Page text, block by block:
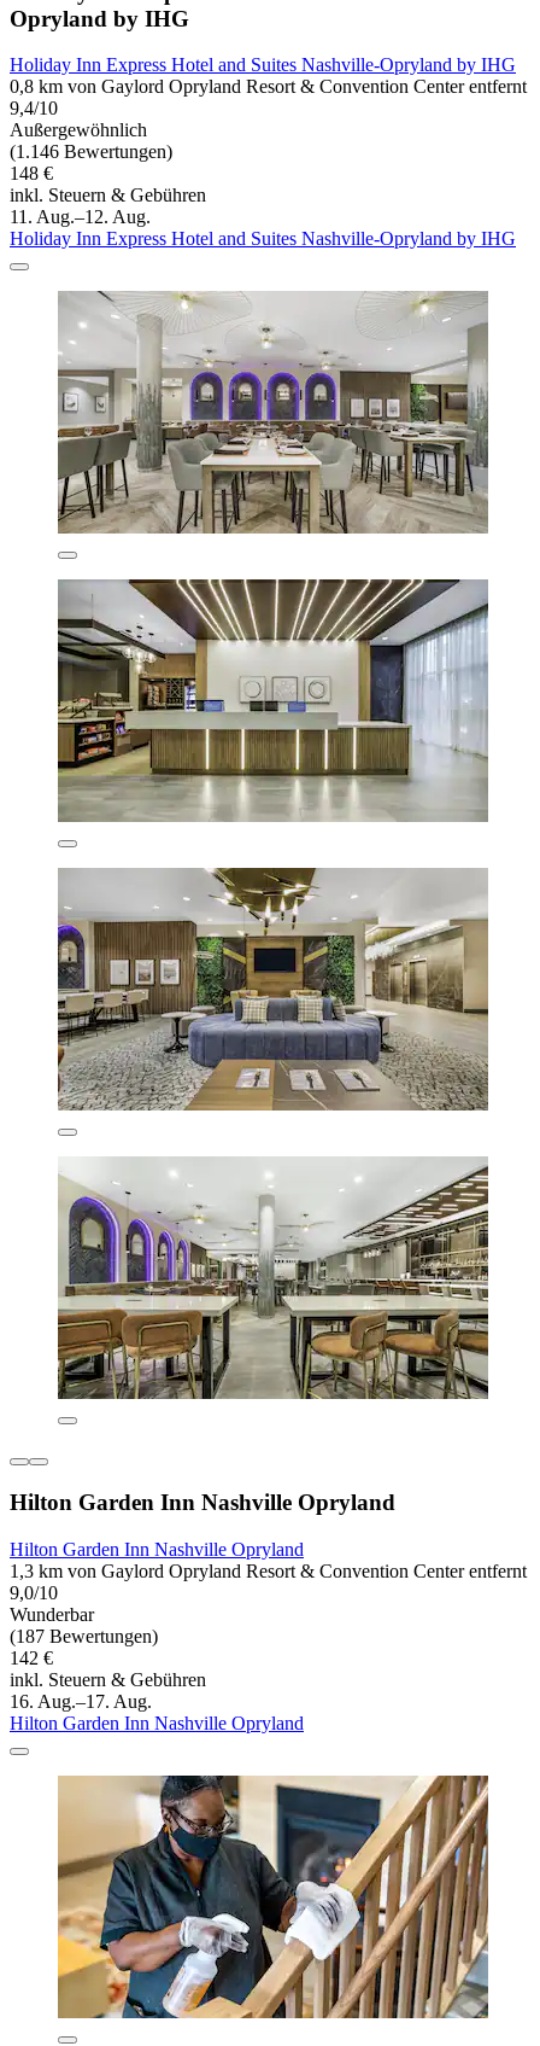
Opryland by IHG
Holiday Inn Express Hotel and Suites Nashville-Opryland by IHG
0,8 km von Gaylord Opryland Resort & Convention Center entfernt
9,4/10
Außergewöhnlich
(1.146 Bewertungen)
148 €
inkl. Steuern & Gebühren
11. Aug.–12. Aug.
Holiday Inn Express Hotel and Suites Nashville-Opryland by IHG
Hilton Garden Inn Nashville Opryland
Hilton Garden Inn Nashville Opryland
1,3 km von Gaylord Opryland Resort & Convention Center entfernt
9,0/10
Wunderbar
(187 Bewertungen)
142 €
inkl. Steuern & Gebühren
16. Aug.–17. Aug.
Hilton Garden Inn Nashville Opryland